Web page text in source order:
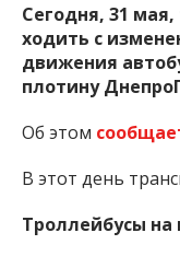
Сегодня, 31
ходить с
движения
плотину
Об этом
В этот день
Троллейбусы